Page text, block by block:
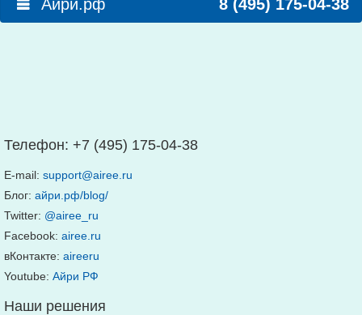
Айри.рф 8 (495) 175-04-38
Телефон: +7 (495) 175-04-38
E-mail: support@airee.ru
Блог: айри.рф/blog/
Twitter: @airee_ru
Facebook: airee.ru
вКонтакте: aireeru
Youtube: Айри РФ
Наши решения